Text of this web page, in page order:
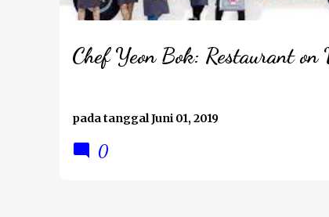
Chef Yeon Bok: Restaurant on
pada tanggalJuni 01, 2019
0